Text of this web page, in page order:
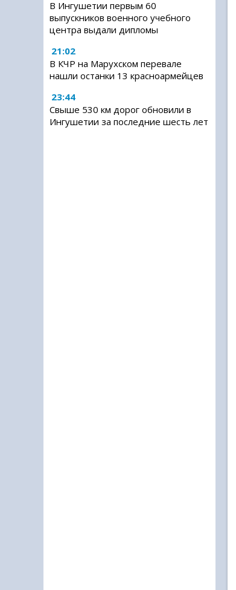
В Ингушетии первым 60
выпускников военного учебного
центра выдали дипломы
21:02
В КЧР на Марухском перевале
нашли останки 13 красноармейцев
23:44
Свыше 530 км дорог обновили в
Ингушетии за последние шесть лет